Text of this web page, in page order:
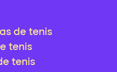
de tenis
tenis
tenis